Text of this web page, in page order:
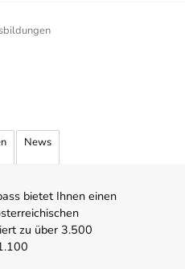
News
bietet Ihnen einen
zu über 3.500